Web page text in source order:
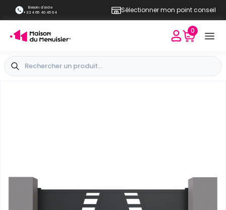
Besoin d'aide
+33 4 65 40 45 04
Sélectionner mon point conseil
0